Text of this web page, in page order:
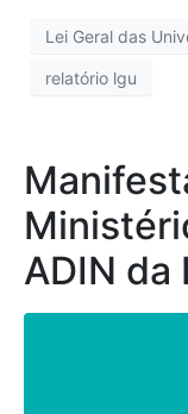
Lei Geral das
relatório lgu
ADIN da